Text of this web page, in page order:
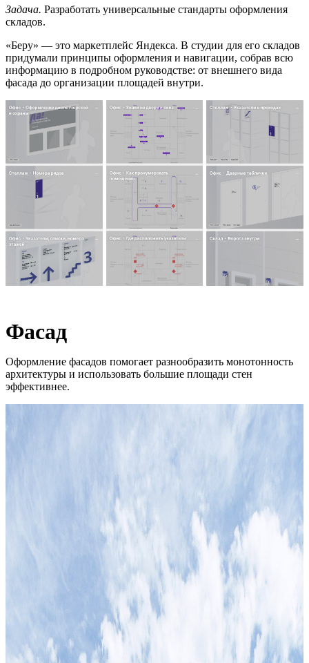
Задача. Разработать универсальные стандарты оформления
складов.
«Беру» — это маркетплейс Яндекса. В студии для его складов
придумали принципы оформления и навигации, собрав всю
информацию в подробном руководстве: от внешнего вида
фасада до организации площадей внутри.
Фасад
Оформление фасадов помогает разнообразить монотонность
архитектуры и использовать большие площади стен
эффективнее.